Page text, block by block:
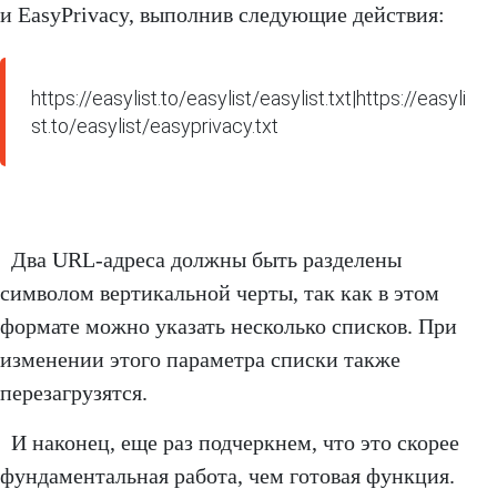
и EasyPrivacy, выполнив следующие действия:
https://easylist.to/easylist/easylist.txt|https://easyli
st.to/easylist/easyprivacy.txt
Два URL-адреса должны быть разделены
символом вертикальной черты, так как в этом
формате можно указать несколько списков. При
изменении этого параметра списки также
перезагрузятся.
И наконец, еще раз подчеркнем, что это скорее
фундаментальная работа, чем готовая функция.